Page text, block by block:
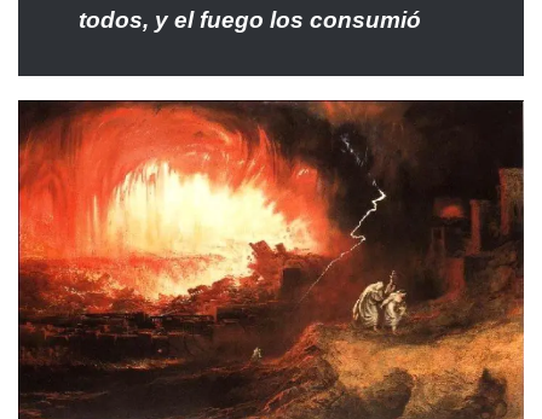
todos, y el fuego los consumió